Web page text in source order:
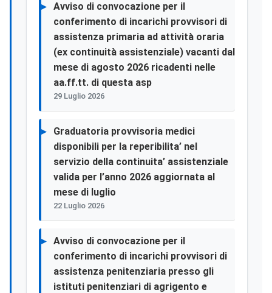
Avviso di convocazione per il
conferimento di incarichi provvisori di
assistenza primaria ad attività oraria
(ex continuità assistenziale) vacanti dal
mese di agosto 2026 ricadenti nelle
aa.ff.tt. di questa asp
29 Luglio 2026
Graduatoria provvisoria medici
disponibili per la reperibilita’ nel
servizio della continuita’ assistenziale
valida per l’anno 2026 aggiornata al
mese di luglio
22 Luglio 2026
Avviso di convocazione per il
conferimento di incarichi provvisori di
assistenza penitenziaria presso gli
istituti penitenziari di agrigento e